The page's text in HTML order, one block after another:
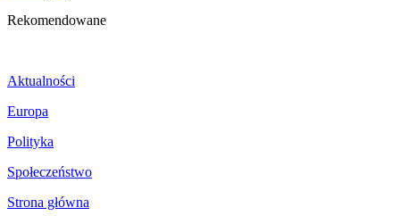
Rekomendowane
Aktualności
Europa
Polityka
Społeczeństwo
Strona główna